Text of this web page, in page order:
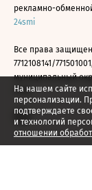
На нашем сайте
персонализации.
подтверждаете
и технологий
отношении
рекламно-
24smi
Все права
7712108141/
муниципальный
2026